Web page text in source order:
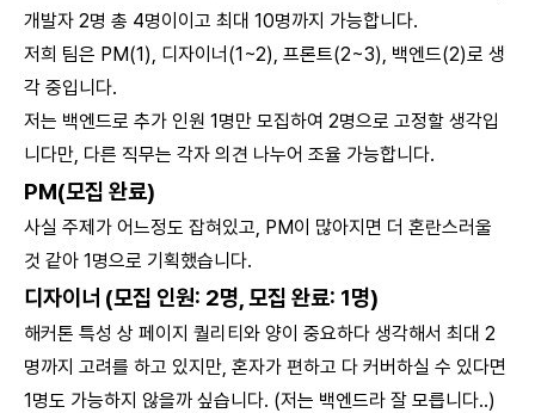
개발자 2명 총 4명이이고 최대 10명까지 가능합니다.
저희 팀은 PM(1), 디자이너(1~2), 프론트(2~3), 백엔드(2)로 생
각 중입니다.
저는 백엔드로 추가 인원 1명만 모집하여 2명으로 고정할 생각입
니다만, 다른 직무는 각자 의견 나누어 조율 가능합니다.
PM(모집 완료)
사실 주제가 어느정도 잡혀있고, PM이 많아지면 더 혼란스러울
것 같아 1명으로 기획했습니다.
디자이너 (모집 인원: 2명, 모집 완료: 1명)
해커톤 특성 상 페이지 퀄리티와 양이 중요하다 생각해서 최대 2
명까지 고려를 하고 있지만, 혼자가 편하고 다 커버하실 수 있다면
1명도 가능하지 않을까 싶습니다. (저는 백엔드라 잘 모릅니다..)